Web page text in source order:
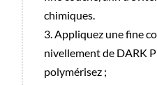
chimiques.
3. Appliquez une fine
nivellement de DARK
polymérisez ;